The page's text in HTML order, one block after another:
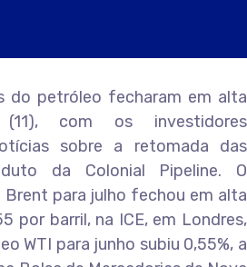
do petróleo fecharam em alta
com os investidores
sobre a retomada das
da Colonial Pipeline. O
para julho fechou em alta
por barril, na ICE, em Londres,
WTI para junho subiu 0,55%, a